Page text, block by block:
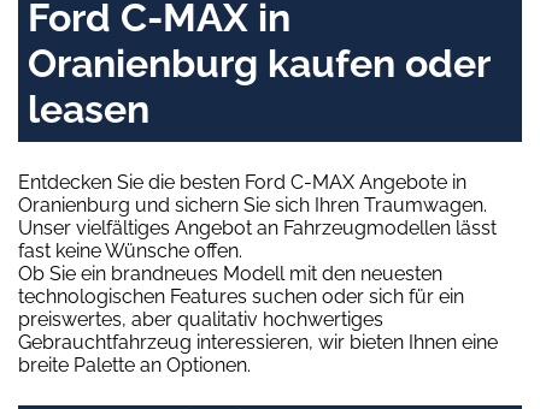
Ford C-MAX in
Oranienburg kaufen oder
leasen
Entdecken Sie die besten Ford C-MAX Angebote in
Oranienburg und sichern Sie sich Ihren Traumwagen.
Unser vielfältiges Angebot an Fahrzeugmodellen lässt
fast keine Wünsche offen.
Ob Sie ein brandneues Modell mit den neuesten
technologischen Features suchen oder sich für ein
preiswertes, aber qualitativ hochwertiges
Gebrauchtfahrzeug interessieren, wir bieten Ihnen eine
breite Palette an Optionen.